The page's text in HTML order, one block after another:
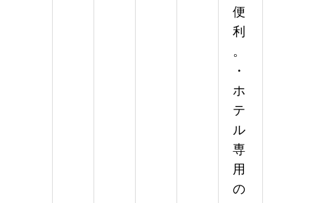
便
利
。
・
ホ
テ
ル
専
用
の